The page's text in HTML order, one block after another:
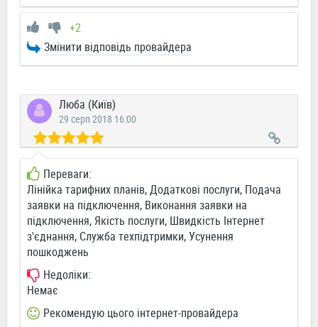
+2
Змінити відповідь провайдера
Люба (Київ)
29 серп 2018 16:00
Переваги:
Лінійка тарифних планів, Додаткові послуги, Подача
заявки на підключення, Виконання заявки на
підключення, Якість послуги, Швидкість Інтернет
з'єднання, Служба техпідтримки, Усунення
пошкоджень
Недоліки:
Немає
Рекомендую цього інтернет-провайдера